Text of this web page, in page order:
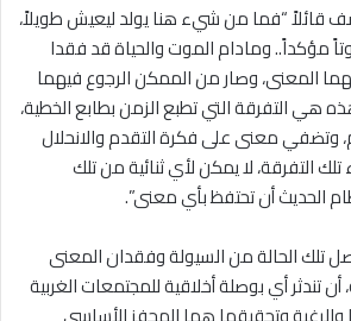
قائلاً “فما من شيء هنا يولد ليعيش طويلاً،
ومادام الموت والحياة قد فقدا
المعنى، وصار من الممكن الرجوع فيهما
هي التفرقة التي تطبع الزمن بطابع الخطية،
وتضفي معنى على فكرة التقدم والانحلال
تلك التفرقة، لا يمكن لأي ثنائية من تلك
الحديث أن تحتفظ بأي معنى”.
تلك الحالة من السيولة وفقدان المعنى
تندثر أي بوصلة أخلاقية للمجتمعات الغربية